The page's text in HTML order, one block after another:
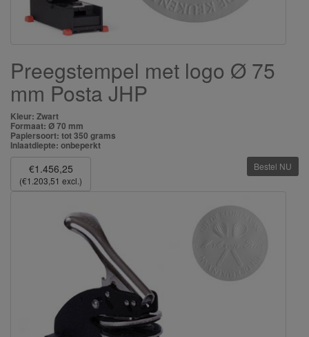
Preegstempel met logo Ø 75
mm Posta JHP
Kleur: Zwart
Formaat: Ø 70 mm
Papiersoort: tot 350 grams
Inlaatdiepte: onbeperkt
€1.456,25
(€1.203,51 excl.)
Bestel NU